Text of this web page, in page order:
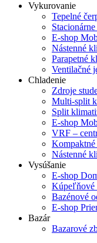
Vykurovanie
Tepelné
E-shop
Nástenné
Parapetné
Ventilačné
Chladenie
Zdroje
Multi-split
Split
E-shop
VRF –
Kompaktné
Nástenné
Vysúšanie
E-shop
Kúpeľňové
Bazénové
E-shop
Bazár
Bazarové